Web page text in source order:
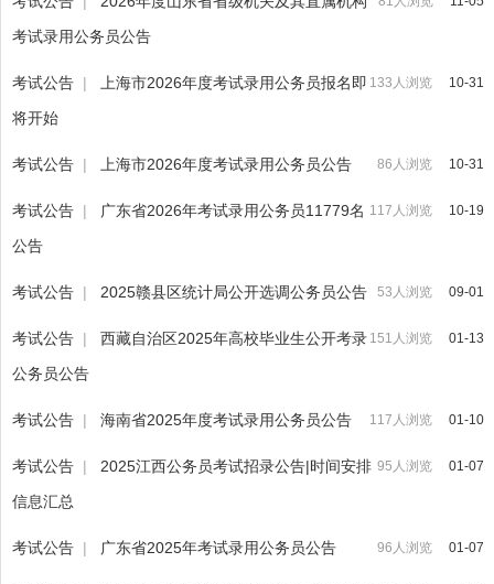
考试录用公务员公告
10-31
133人浏览
考试公告 |
上海市2026年度考试录用公务员报名即
将开始
10-31
86人浏览
考试公告 | 上海市2026年度考试录用公务员公告
10-19
117人浏览
考试公告 |
广东省2026年考试录用公务员11779名
公告
09-01
53人浏览
考试公告 | 2025赣县区统计局公开选调公务员公告
01-13
151人浏览
考试公告 |
西藏自治区2025年高校毕业生公开考录
公务员公告
01-10
117人浏览
考试公告 | 海南省2025年度考试录用公务员公告
01-07
95人浏览
考试公告 |
2025江西公务员考试招录公告|时间安排
信息汇总
01-07
96人浏览
考试公告 | 广东省2025年考试录用公务员公告